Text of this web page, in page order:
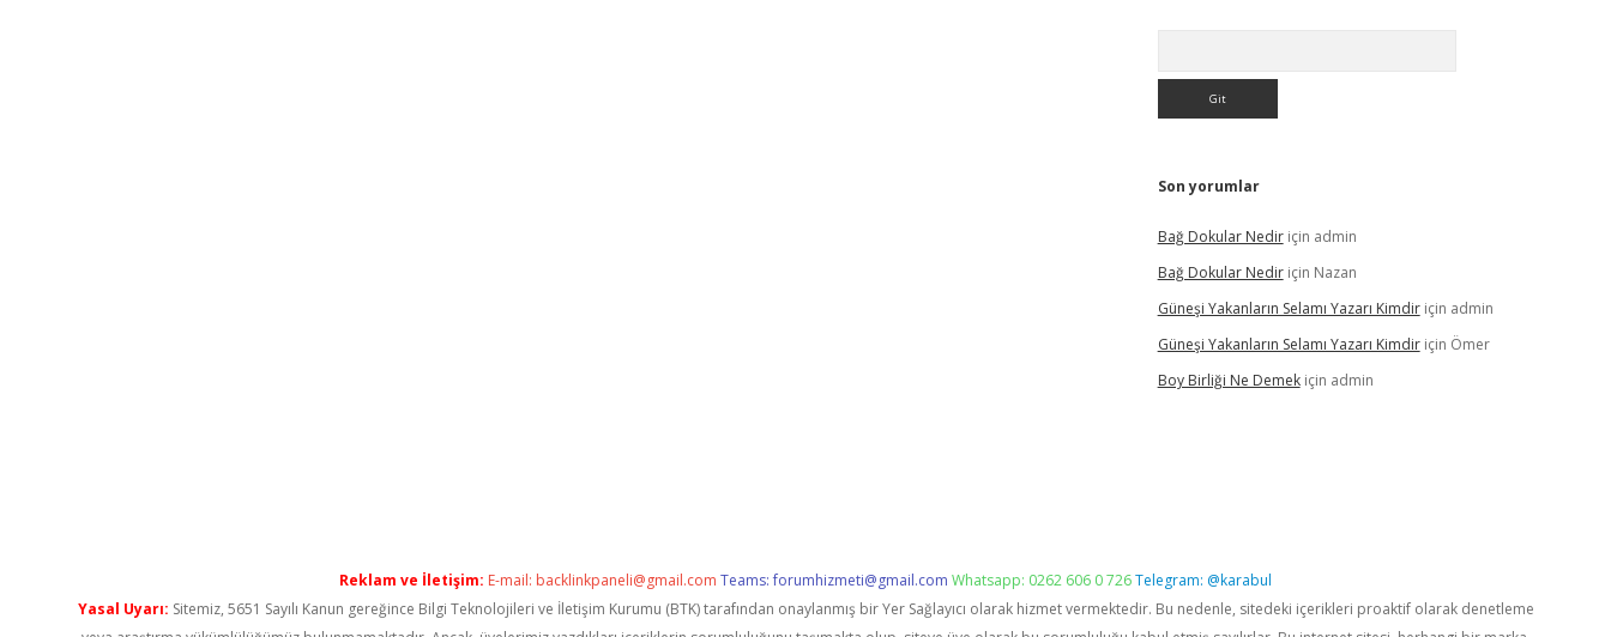
Son yorumlar
Bağ Dokular Nediriçin admin
Bağ Dokular Nediriçin Nazan
Güneşi Yakanların Selamı Yazarı Kimdiriçin admin
Güneşi Yakanların Selamı Yazarı Kimdiriçin Ömer
Boy Birliği Ne Demekiçin admin
Reklam ve İletişim: E-mail: backlinkpaneli@gmail.com Teams:forumhizmeti@gmail.com Whatsapp: 0262 606 0 726Telegram: @karabul
Yasal Uyarı: Sitemiz, 5651 Sayılı Kanun gereğince Bilgi Teknolojileri ve İletişim Kurumu (BTK) tarafından onaylanmış bir Yer Sağlayıcı olarak hizmet vermektedir. Bu nedenle, sitedeki içerikleri proaktif olarak denetleme